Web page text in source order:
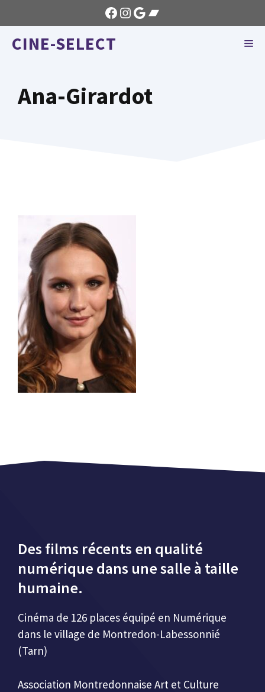
au
contenu
Facebook
Instagram
GoogleBandcamp
CINE-SELECT
Ana-Girardot
Des films récents en qualité
numérique dans une salle à taille
humaine.
Cinéma de 126 places équipé en Numérique
dans le village de Montredon-Labessonnié
(Tarn)
Association Montredonnaise Art et Culture